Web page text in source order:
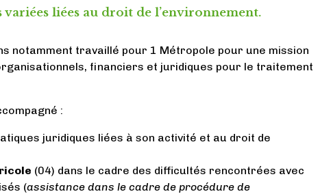
liées au droit de l’environnement.
notamment travaillé pour 1 Métropole pour une mission
financiers et juridiques pour le traitement
:
juridiques liées à son activité et au droit de
(04) dans le cadre des difficultés rencontrées avec
(assistance dans le cadre de procédure de